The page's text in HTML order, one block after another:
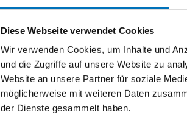
Diese Webseite verwendet Cookies
Wir verwenden Cookies, um Inhalte und
und die Zugriffe auf unsere Website zu
Website an unsere Partner für soziale
möglicherweise mit weiteren Daten
der Dienste gesammelt haben.